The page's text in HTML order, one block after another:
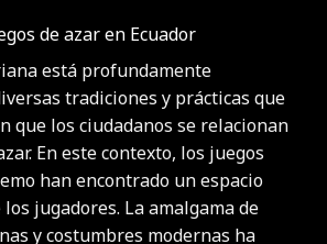
de azar en Ecuador
está profundamente
tradiciones y prácticas que
que los ciudadanos se relacionan
En este contexto, los juegos
han encontrado un espacio
jugadores. La amalgama de
y costumbres modernas ha